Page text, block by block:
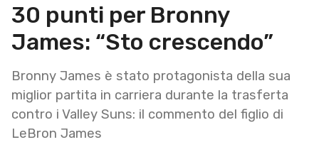
30 punti per Bronny
James: “Sto crescendo”
Bronny James è stato protagonista della sua
miglior partita in carriera durante la trasferta
contro i Valley Suns: il commento del figlio di
LeBron James